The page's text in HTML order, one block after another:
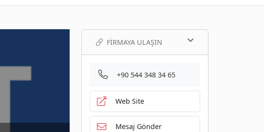
FIRMAYA ULAŞIN
+90 544 348 34 65
Web Site
Mesaj Gönder